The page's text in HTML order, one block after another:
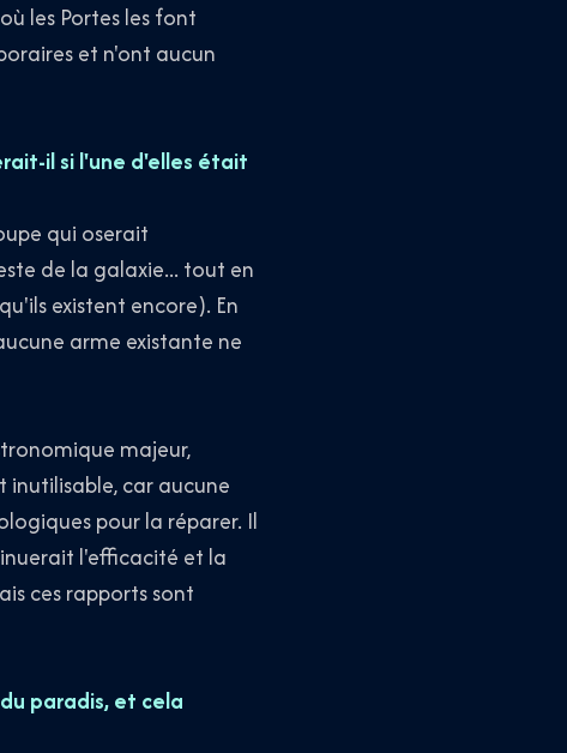
les Portes les font
et n'ont aucun
il si l'une d'elles était
qui oserait
de la galaxie... tout en
existent encore). En
arme existante ne
majeur,
car aucune
pour la réparer. Il
l'efficacité et la
ces rapports sont
paradis, et cela